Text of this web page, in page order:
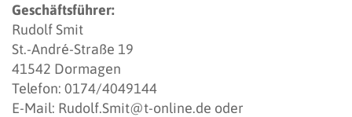
Geschäftsführer:
Rudolf Smit
St.-André-Straße 19
41542 Dormagen
Telefon: 0174/4049144
E-Mail: Rudolf.Smit@t-online.de oder